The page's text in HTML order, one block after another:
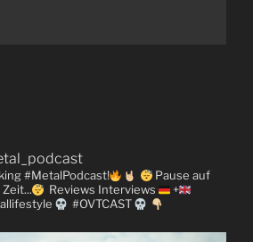
#MetalPodcast!
Pause auf
Reviews Interviews
+
#OVTCAST